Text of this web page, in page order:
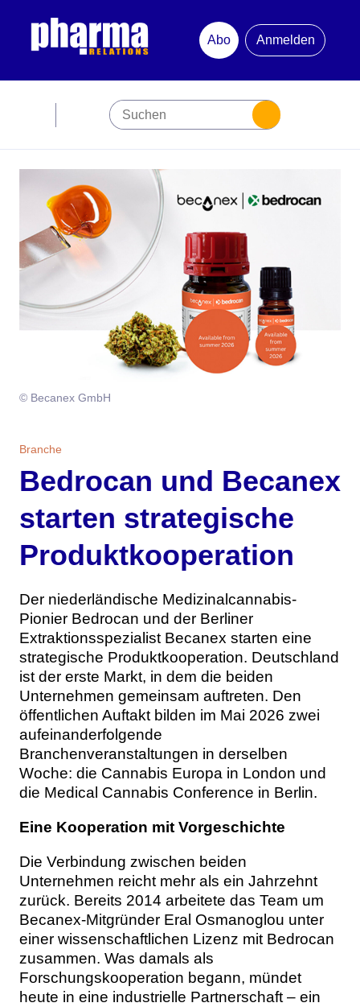
Abo
Anmelden
Premiumpartner
Jubiläum
Mediadaten
Branche
Studien
Digital Health
Aktuelle Ausgabe
Ausgabenarchiv
Abonnement
Kontakt
Team
© Becanex GmbH
Branche
Bedrocan und Becanex
starten strategische
Produktkooperation
Der niederländische Medizinalcannabis-
Pionier Bedrocan und der Berliner
Extraktionsspezialist Becanex starten eine
strategische Produktkooperation. Deutschland
ist der erste Markt, in dem die beiden
Unternehmen gemeinsam auftreten. Den
öffentlichen Auftakt bilden im Mai 2026 zwei
aufeinanderfolgende
Branchenveranstaltungen in derselben
Woche: die Cannabis Europa in London und
die Medical Cannabis Conference in Berlin.
Eine Kooperation mit Vorgeschichte
Die Verbindung zwischen beiden
Unternehmen reicht mehr als ein Jahrzehnt
zurück. Bereits 2014 arbeitete das Team um
Becanex-Mitgründer Eral Osmanoglou unter
einer wissenschaftlichen Lizenz mit Bedrocan
zusammen. Was damals als
Forschungskooperation begann, mündet
heute in eine industrielle Partnerschaft – ein